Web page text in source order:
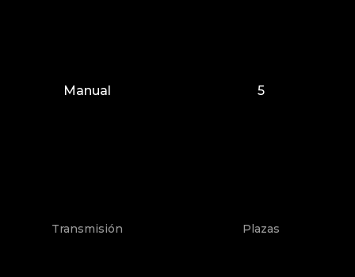
Manual
Transmisión
5
Plazas